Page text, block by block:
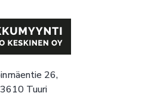
26,
Tuuri